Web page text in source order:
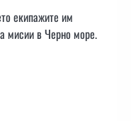
екипажите им
мисии в Черно море.